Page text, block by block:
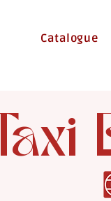
Catalogue
Taxi